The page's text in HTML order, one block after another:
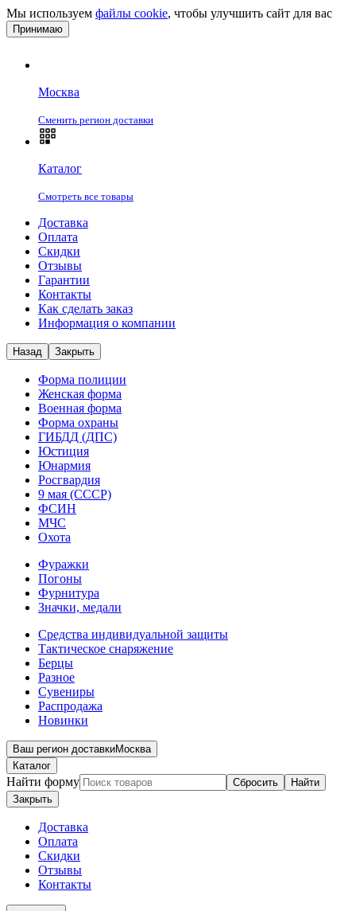
Мы используем файлы cookie, чтобы улучшить сайт для вас
Принимаю
Москва
Сменить регион доставки
Каталог
Смотреть все товары
Доставка
Оплата
Скидки
Отзывы
Гарантии
Контакты
Как сделать заказ
Информация о компании
Назад Закрыть
Форма полиции
Женская форма
Военная форма
Форма охраны
ГИБДД (ДПС)
Юстиция
Юнармия
Росгвардия
9 мая (СССР)
ФСИН
МЧС
Охота
Фуражки
Погоны
Фурнитура
Значки, медали
Средства индивидуальной защиты
Тактическое снаряжение
Берцы
Разное
Сувениры
Распродажа
Новинки
Ваш регион доставкиМосква
Каталог
Найти форму Сбросить
Найти
Закрыть
Доставка
Оплата
Скидки
Отзывы
Контакты